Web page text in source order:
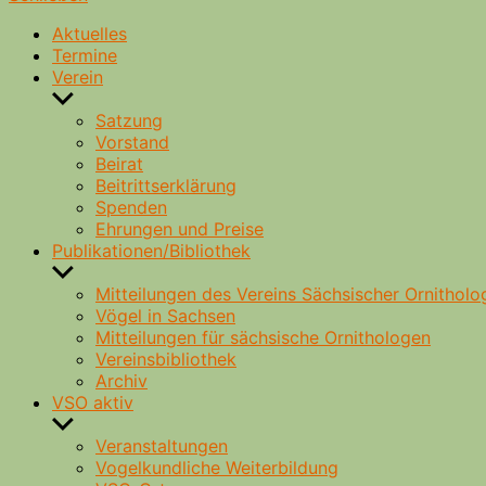
Aktuelles
Termine
Verein
Untermenü
anzeigenSatzung
Vorstand
Beirat
Beitrittserklärung
Spenden
Ehrungen und Preise
Publikationen/Bibliothek
Untermenü
anzeigenMitteilungen des Vereins Sächsischer
Vögel in Sachsen
Mitteilungen für sächsische Ornithologen
Vereinsbibliothek
Archiv
VSO aktiv
Untermenü
anzeigenVeranstaltungen
Vogelkundliche Weiterbildung